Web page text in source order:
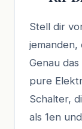
Stell dir
Genau
pure
Schalter,
als 1en